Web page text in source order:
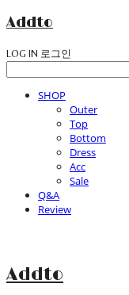
Addto
LOG IN 로그인
SHOP
Outer
Top
Bottom
Dress
Acc
Sale
Q&A
Review
Addto